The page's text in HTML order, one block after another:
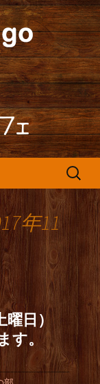
ゴ)カフ
フェ』より
検
年11
曜日）
ます。